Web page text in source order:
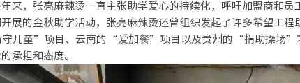
，张亮麻辣烫一直主张助学爱心的持续化，呼吁加盟商和员
展的金秋助学活动，张亮麻辣烫还曾组织发起了许多希望工
儿童”项目、云南的“爱加餐”项目以及贵州的“捐助操场”
承担和态度。